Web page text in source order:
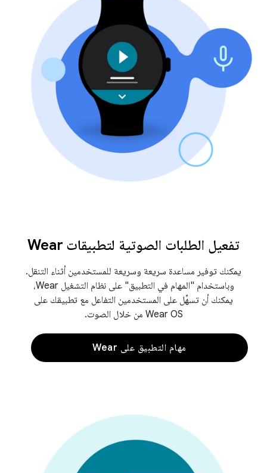
تفعيل الطلبات الصوتية لتطبيقات Wear
يمكنك توفير مساعدة سريعة وسريعة للمستخدمين أثناء التنقل.
وباستخدام "المهام في التطبيق" على نظام التشغيل Wear،
يمكنك أن تسهِّل على المستخدمين التفاعل مع تطبيقك على
Wear OS من خلال الصوت.
مهام التطبيق على Wear